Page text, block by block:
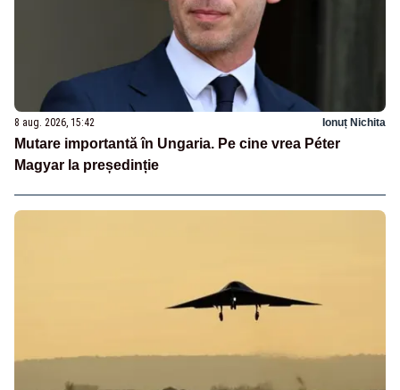
8 aug. 2026, 15:42 Ionuț Nichita
Mutare importantă în Ungaria. Pe cine vrea Péter
Magyar la președinție